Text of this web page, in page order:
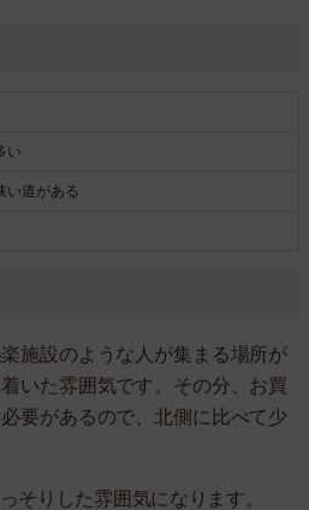
い
い道がある
施設のような人が集まる場所が
いた雰囲気です。その分、お買
要があるので、北側に比べて少
そりした雰囲気になります。